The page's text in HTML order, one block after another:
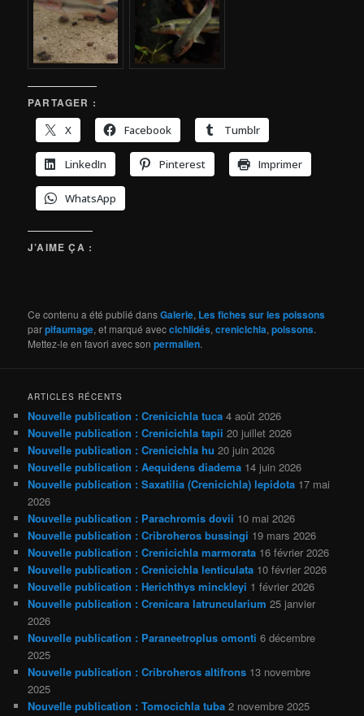
PARTAGER :
X
Facebook Tumblr
LinkedIn Pinterest Imprimer
WhatsApp
J’AIME ÇA :
Ce contenu a été publié dansGalerie, Les fiches sur les poissons
parpifaumage, et marqué aveccichlidés,crenicichla,poissons.
Mettez-le en favori avec sonpermalien.
ARTICLES RÉCENTS
Nouvelle publication : Crenicichla tuca 4 août 2026
Nouvelle publication : Crenicichla tapii 20 juillet 2026
Nouvelle publication : Crenicichla hu 20 juin 2026
Nouvelle publication : Aequidens diadema 14 juin 2026
Nouvelle publication : Saxatilia (Crenicichla) lepidota 17 mai
2026
Nouvelle publication : Parachromis dovii 10 mai 2026
Nouvelle publication : Cribroheros bussingi 19 mars 2026
Nouvelle publication : Crenicichla marmorata 16 février 2026
Nouvelle publication : Crenicichla lenticulata 10 février 2026
Nouvelle publication : Herichthys minckleyi 1 février 2026
Nouvelle publication : Crenicara latruncularium 25 janvier
2026
Nouvelle publication : Paraneetroplus omonti 6 décembre
2025
Nouvelle publication : Cribroheros altifrons 13 novembre
2025
Nouvelle publication : Tomocichla tuba 2 novembre 2025